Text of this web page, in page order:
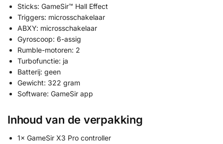
Sticks: GameSir™ Hall Effect
Triggers: microsschakelaar
ABXY: microsschakelaar
Gyroscoop: 6-assig
Rumble-motoren: 2
Turbofunctie: ja
Batterij: geen
Gewicht: 322 gram
Software: GameSir app
Inhoud van de verpakking
1× GameSir X3 Pro controller